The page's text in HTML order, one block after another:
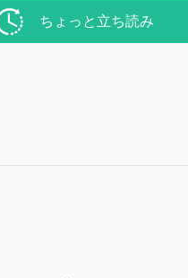
ちょっと立ち読み